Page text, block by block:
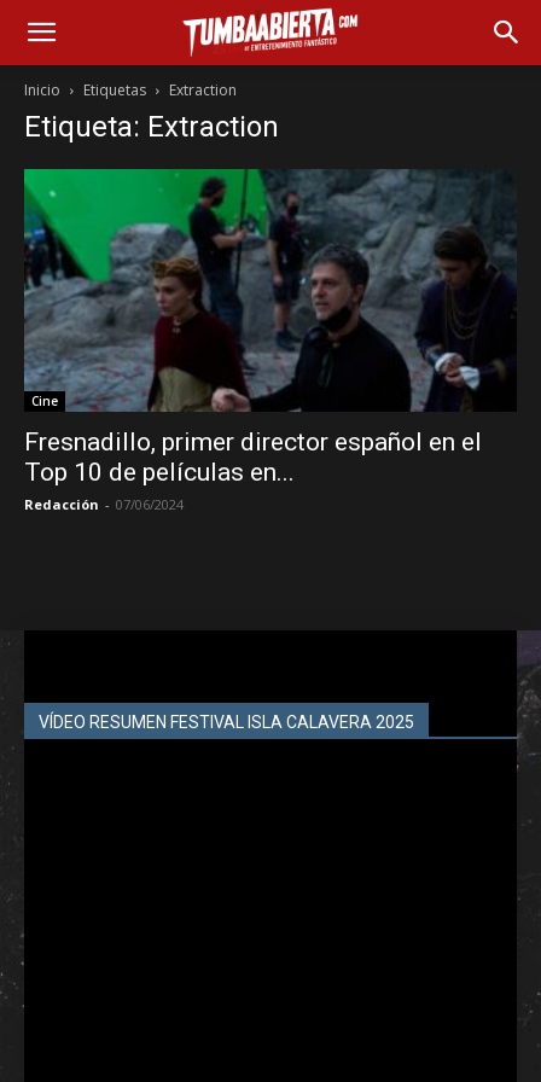
Inicio Etiquetas Extraction
Etiqueta: Extraction
Cine
Fresnadillo, primer director español en el
Top 10 de películas en...
Redacción - 07/06/2024
VÍDEO RESUMEN FESTIVAL ISLA CALAVERA 2025